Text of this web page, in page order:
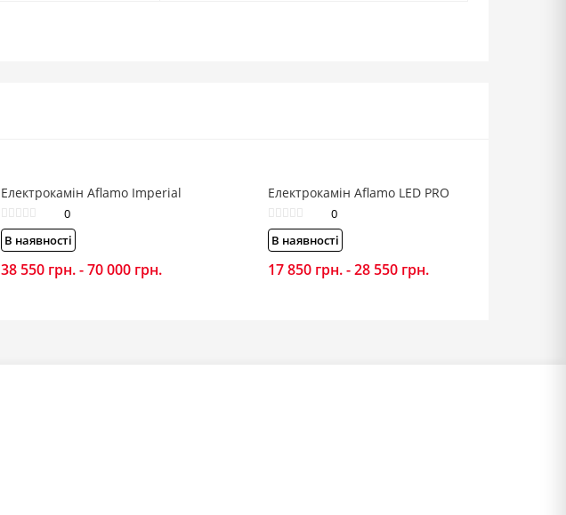
Електрокамін Aflamo Imperial
0
В наявності
38 550 грн.-70 000 грн.
Електрокамін Aflamo LED PRO
0
В наявності
17 850 грн.-28 550 грн.